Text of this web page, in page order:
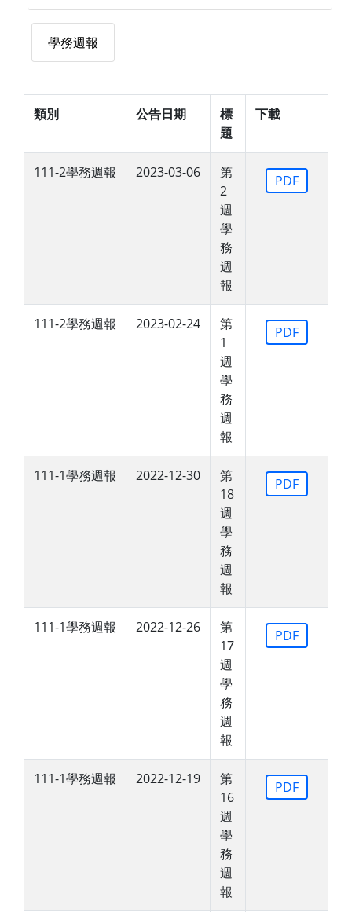
學務週報
類別 公告日期
標
題
下載
111-2學務週報 2023-03-06
第
2
週
學
務
週
報
PDF
111-2學務週報 2023-02-24
第
1
週
學
務
週
報
PDF
111-1學務週報 2022-12-30
第
18
週
學
務
週
報
PDF
111-1學務週報 2022-12-26
第
17
週
學
務
週
報
PDF
111-1學務週報 2022-12-19
第
16
週
學
務
週
報
PDF